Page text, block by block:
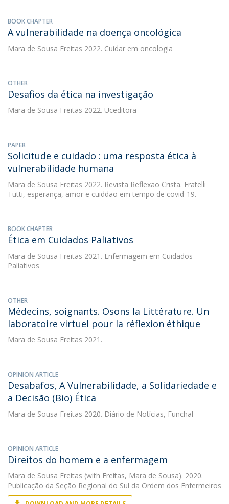
BOOK CHAPTER
A vulnerabilidade na doença oncológica
Mara de Sousa Freitas 2022. Cuidar em oncologia
OTHER
Desafios da ética na investigação
Mara de Sousa Freitas 2022. Uceditora
PAPER
Solicitude e cuidado : uma resposta ética à
vulnerabilidade humana
Mara de Sousa Freitas 2022. Revista Reflexão Cristã. Fratelli
Tutti, esperança, amor e cuiddao em tempo de covid-19.
BOOK CHAPTER
Ética em Cuidados Paliativos
Mara de Sousa Freitas 2021. Enfermagem em Cuidados
Paliativos
OTHER
Médecins, soignants. Osons la Littérature. Un
laboratoire virtuel pour la réflexion éthique
Mara de Sousa Freitas 2021.
OPINION ARTICLE
Desabafos, A Vulnerabilidade, a Solidariedade e
a Decisão (Bio) Ética
Mara de Sousa Freitas 2020. Diário de Notícias, Funchal
OPINION ARTICLE
Direitos do homem e a enfermagem
Mara de Sousa Freitas (with Freitas, Mara de Sousa). 2020.
Publicação da Seção Regional do Sul da Ordem dos Enfermeiros